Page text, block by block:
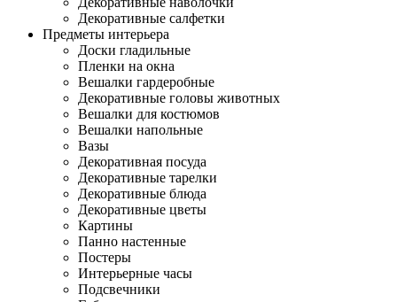
Декоративные салфетки
Предметы интерьера
Доски гладильные
Пленки на окна
Вешалки гардеробные
Декоративные головы животных
Вешалки для костюмов
Вешалки напольные
Вазы
Декоративная посуда
Декоративные тарелки
Декоративные блюда
Декоративные цветы
Картины
Панно настенные
Постеры
Интерьерные часы
Подсвечники